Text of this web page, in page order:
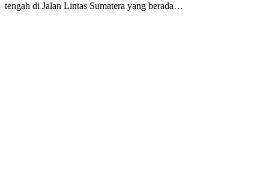
tengah di Jalan Lintas Sumatera yang berada…